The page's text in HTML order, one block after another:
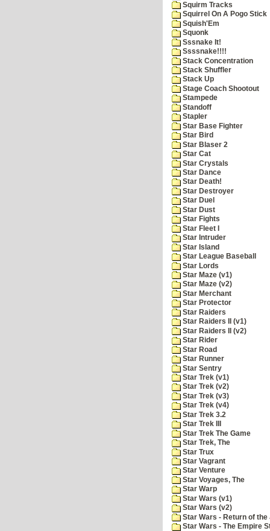
Squirm Tracks
Squirrel On A Pogo Stick
Squish'Em
Squonk
Sssnake It!
Ssssnake!!!!
Stack Concentration
Stack Shuffler
Stack Up
Stage Coach Shootout
Stampede
Standoff
Stapler
Star Base Fighter
Star Bird
Star Blaser 2
Star Cat
Star Crystals
Star Dance
Star Death!
Star Destroyer
Star Duel
Star Dust
Star Fights
Star Fleet I
Star Intruder
Star Island
Star League Baseball
Star Lords
Star Maze (v1)
Star Maze (v2)
Star Merchant
Star Protector
Star Raiders
Star Raiders II (v1)
Star Raiders II (v2)
Star Rider
Star Road
Star Runner
Star Sentry
Star Trek (v1)
Star Trek (v2)
Star Trek (v3)
Star Trek (v4)
Star Trek 3.2
Star Trek III
Star Trek The Game
Star Trek, The
Star Trux
Star Vagrant
Star Venture
Star Voyages, The
Star Warp
Star Wars (v1)
Star Wars (v2)
Star Wars - Return of
Star Wars - The Empire